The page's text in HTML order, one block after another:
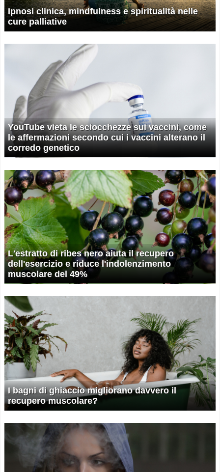
Ipnosi clinica, mindfulness e spiritualità nelle
cure palliative
YouTube vieta le sciocchezze sui vaccini, come
le affermazioni secondo cui i vaccini alterano il
corredo genetico
L'estratto di ribes nero aiuta il recupero
dell'esercizio e riduce l'indolenzimento
muscolare del 49%
I bagni di ghiaccio migliorano davvero il
recupero muscolare?